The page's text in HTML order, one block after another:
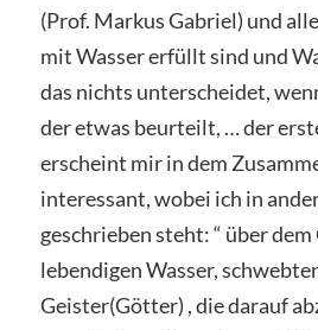
(Prof. Markus Gabriel) und
mit Wasser erfüllt sind und
das nichts unterscheidet,
der etwas beurteilt, … der
erscheint mir in dem
interessant, wobei ich in
geschrieben steht: “ über
lebendigen Wasser,
Geister(Götter) , die darauf